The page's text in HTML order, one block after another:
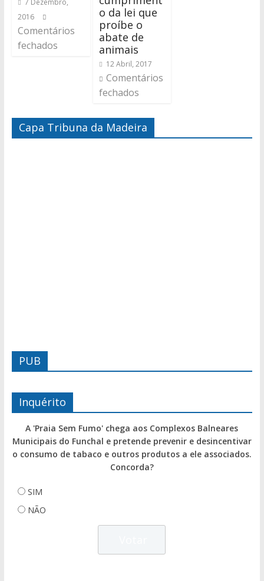
7 Dezembro,
2016
Comentários
fechados
o da lei que
proíbe o
abate de
animais
12 Abril, 2017
Comentários
fechados
Capa Tribuna da Madeira
PUB
Inquérito
A 'Praia Sem Fumo' chega aos Complexos Balneares
Municipais do Funchal e pretende prevenir e desincentivar
o consumo de tabaco e outros produtos a ele associados.
Concorda?
SIM
NÃO